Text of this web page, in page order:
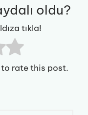
oldu?
tıkla!
rate this post.